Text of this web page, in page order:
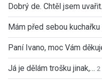
Dobrý de. Chtěl jsem
Mám před sebou
Paní Ivano, moc Vám
Já je dělám trošku jinak,… 2